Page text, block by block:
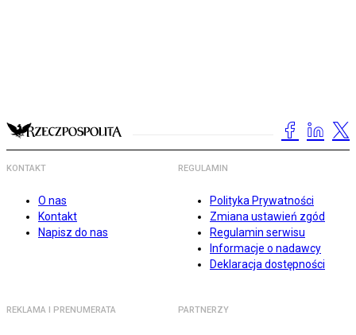
KONTAKT
O nas
Kontakt
Napisz do nas
REGULAMIN
Polityka Prywatności
Zmiana ustawień zgód
Regulamin serwisu
Informacje o nadawcy
Deklaracja dostępności
REKLAMA I PRENUMERATA PARTNERZY